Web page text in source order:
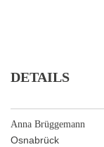
DETAILS
Anna Brüggemann
Osnabrück